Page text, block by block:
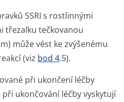
SSRI s rostlinnými
třezalku tečkovanou
) může vést ke zvýšenému
(viz bod 4.5).
při ukončení léčby
při ukončování léčby vyskytují